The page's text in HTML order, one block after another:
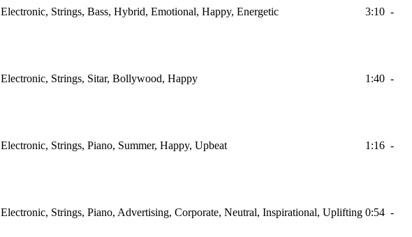
Electronic, Strings, Bass, Hybrid, Emotional, Happy, Energetic 3:10 -
Electronic, Strings, Sitar, Bollywood, Happy 1:40 -
Electronic, Strings, Piano, Summer, Happy, Upbeat 1:16 -
Electronic, Strings, Piano, Advertising, Corporate, Neutral, Inspirational, Uplifting 0:54 -